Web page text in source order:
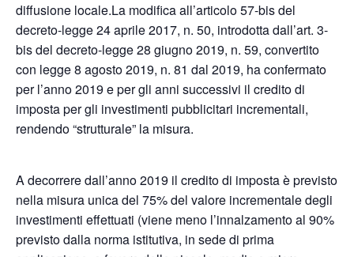
diffusione locale.La modifica all’articolo 57-bis del
decreto-legge 24 aprile 2017, n. 50, introdotta dall’art. 3-
bis del decreto-legge 28 giugno 2019, n. 59, convertito
con legge 8 agosto 2019, n. 81 dal 2019, ha confermato
per l’anno 2019 e per gli anni successivi il credito di
imposta per gli investimenti pubblicitari incrementali,
rendendo “strutturale” la misura.
A decorrere dall’anno 2019 il credito di imposta è previsto
nella misura unica del 75% del valore incrementale degli
investimenti effettuati (viene meno l’innalzamento al 90%
previsto dalla norma istitutiva, in sede di prima